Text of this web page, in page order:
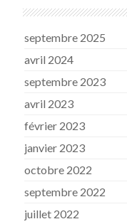
septembre 2025
avril 2024
septembre 2023
avril 2023
février 2023
janvier 2023
octobre 2022
septembre 2022
juillet 2022